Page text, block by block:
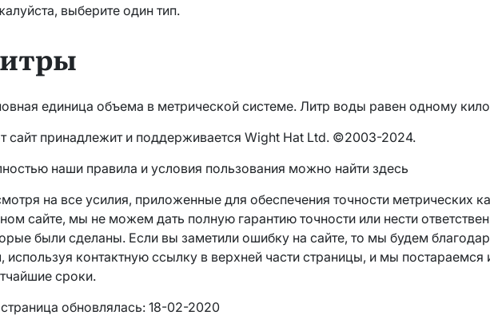
выберите один тип.
единица объема в метрической системе. Литр воды равен одному
сайт принадлежит и поддерживается Wight Hat Ltd. ©2003-2024.
наши правила и условия пользования можно найти здесь
на все усилия, приложенные для обеспечения точности метрических
сайте, мы не можем дать полную гарантию точности или нести
были сделаны. Если вы заметили ошибку на сайте, то мы будем
используя контактную ссылку в верхней части страницы, и мы постараемся
сроки.
страница обновлялась: 18-02-2020